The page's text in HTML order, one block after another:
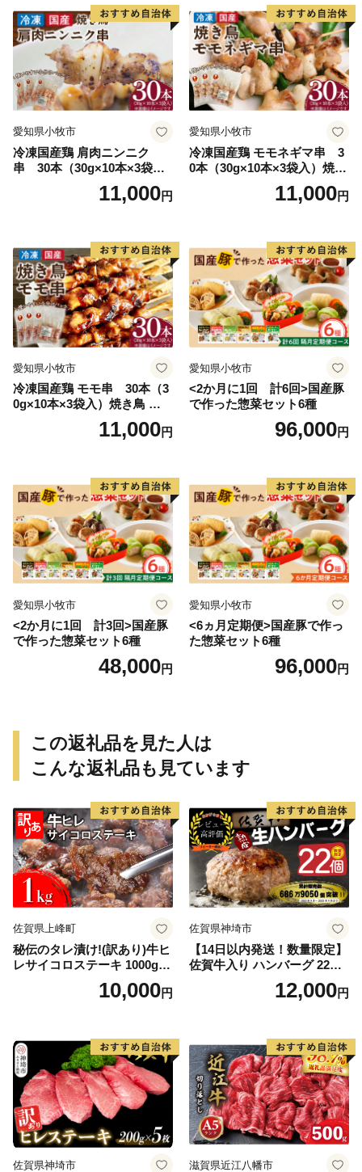
材 具材 お家居酒屋 詰め合わ
せ
愛知県小牧市
冷凍国産鶏 肩肉ニンニク
串 30本（30g×10本×3袋
入）焼き鳥 おつまみ バーベ
キュー 小分け 国産 鶏肉 焼鳥
材 お家居酒屋 にんにく
11,000円
愛知県小牧市
冷凍国産鶏 モモネギマ串 3
0本（30g×10本×3袋入）焼き
鳥 おつまみ バーベキュー 小
分け 国産 鶏肉 焼鳥 やきとり
居酒屋 ねぎま ネギマ
11,000円
愛知県小牧市
冷凍国産鶏 モモ串 30本（3
0g×10本×3袋入）焼き鳥 おつ
まみ バーベキュー 小分け 国
産 鶏肉 焼鳥 やきとり 串 惣
11,000円
愛知県小牧市
<2か月に1回 計6回>国産豚
で作った惣菜セット6種
96,000円
愛知県小牧市
<2か月に1回 計3回>国産豚
で作った惣菜セット6種
48,000円
愛知県小牧市
<6ヵ月定期便>国産豚で作っ
た惣菜セット6種
96,000円
この返礼品を見た人は
こんな返礼品も見ています
佐賀県上峰町
秘伝のタレ漬け!(訳あり)牛ヒ
レサイコロステーキ 1000g
10,000円
佐賀県神埼市
【14日以内発送！数量限定】
佐賀牛入り ハンバーグ 22個
2.6kg(120g×22個)【佐賀牛
黒毛和牛 ブランド牛 九州 ハ
気】(H083106)
12,000円
佐賀県神埼市 滋賀県近江八幡市